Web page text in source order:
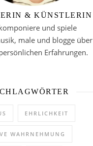
& KÜNSTLERIN
und spiele
male und blogge über
Erfahrungen.
EHRLICHKEIT
WAHRNEHMUNG